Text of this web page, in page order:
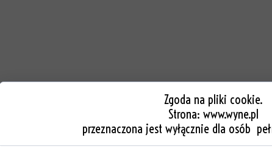
informacje, takie jak skład/materiał, instrukcje
montażu, informacje o bezpieczeństwie,
danym klienci otrzymują kompletny obraz produktu, co
Zgoda na pliki cookie.
Strona: www.wyne.pl
przeznaczona jest wyłącznie dla osób